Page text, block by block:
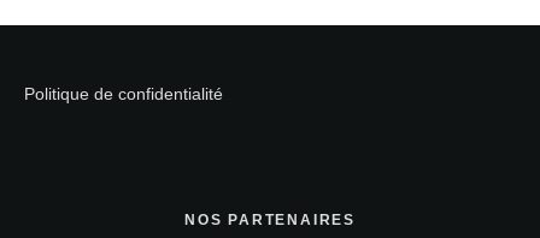
Politique de confidentialité
NOS PARTENAIRES